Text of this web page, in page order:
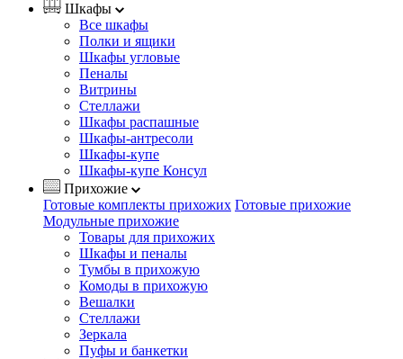
Шкафы
Все шкафы
Полки и ящики
Шкафы угловые
Пеналы
Витрины
Стеллажи
Шкафы распашные
Шкафы-антресоли
Шкафы-купе
Шкафы-купе Консул
Прихожие
Готовые комплекты прихожих Готовые прихожие
Модульные прихожие
Товары для прихожих
Шкафы и пеналы
Тумбы в прихожую
Комоды в прихожую
Вешалки
Стеллажи
Зеркала
Пуфы и банкетки